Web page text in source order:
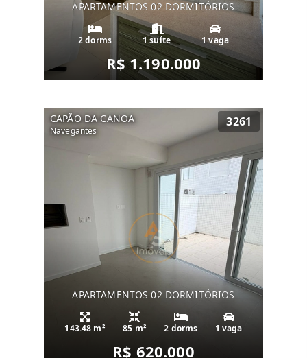
APARTAMENTOS 02 DORMITÓRIOS
2 dorms 1 suíte 1 vaga
R$ 1.190.000
CAPÃO DA CANOA
Navegantes
3261
APARTAMENTOS 02 DORMITÓRIOS
143.48 m² 85 m² 2 dorms 1 vaga
R$ 620.000